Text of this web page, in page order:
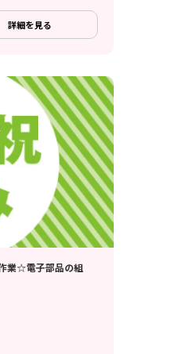
詳細を見る
業☆電子部品の組